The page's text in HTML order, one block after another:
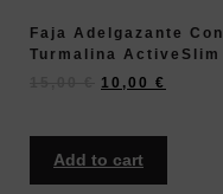
Faja Adelgazante Con
Turmalina ActiveSlim
10,00 €
Add to cart